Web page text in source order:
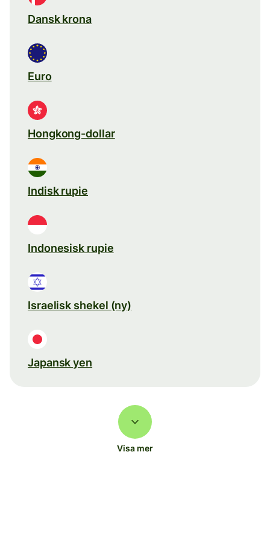
Dansk krona
Euro
Hongkong-dollar
Indisk rupie
Indonesisk rupie
Israelisk shekel (ny)
Japansk yen
Visa mer